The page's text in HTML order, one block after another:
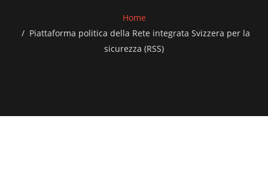
Home
Piattaforma politica della Rete integrata Svizzera per la
sicurezza (RSS)